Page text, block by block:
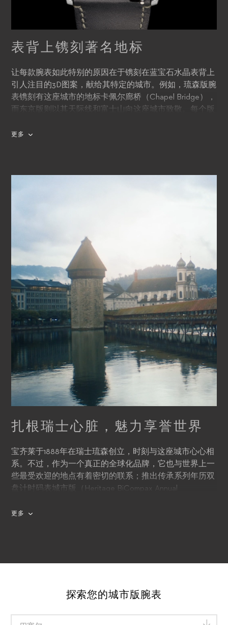
表背上镌刻著名地标
让每款腕表如此特别的原因在于镌刻在蓝宝石水晶表背上
引人注目的3D图案，献给其特定的城市。例如，琉森版腕
表镌刻有这座城市的地标卡佩尔廊桥（Chapel Bridge），
而东京版则以其天际线和富士山向这座城市致敬。每个版
志性和高辨识度的名胜古迹。
更多
扎根瑞士心脏，魅力享誉世界
宝齐莱于1888年在瑞士琉森创立，时刻与这座城市心心相
系。不过，作为一个真正的全球化品牌，它也与世界上一
些最受欢迎的地点有着密切的联系；推出传承系列年历双
盘计时码表城市版（Heritage BiCompax Annual
六个城市的致敬。
更多
探索您的城市版腕表